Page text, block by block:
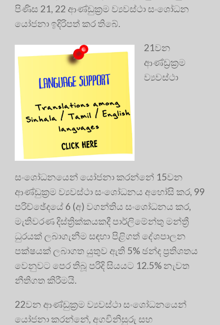
පිණිස 21, 22 ආණ්ඩුක්‍රම ව්‍යවස්ථා සංශෝධන
යෝජනා ඉදිරිපත් කර තිබේ.
21වන
ආණ්ඩ්‍රක්‍රම
ව්‍යවස්ථා
සංශෝධනයෙන් යෝජනා කරන්නේ 15වන
ආණ්ඩුක්‍රම ව්‍යවස්ථා සංශෝධනය අහෝසි කර, 99
පරිච්ඡේදයේ 6 (අ) වගන්තිය සංශෝධනය කර,
මැතිවරණ දිස්ත්‍රික්කයකදී පාර්ලිමේන්තු මන්ත්‍රී
ධුරයක් ලබාගැනීම සඳහා පිළිගත් දේශපාලන
පක්ෂයක් ලබාගත යුතුව ඇති 5% ඡන්ද ප්‍රතිශතය
වෙනුවට පෙර තිබූ පරිදි සියයට 12.5% නැවත
නීතිගත කිරීමයි.
22වන ආණ්ඩුක්‍රම ව්‍යවස්ථා සංශෝධනයෙන්
යෝජනා කරන්නේ, අගවිනිසුරු සහ